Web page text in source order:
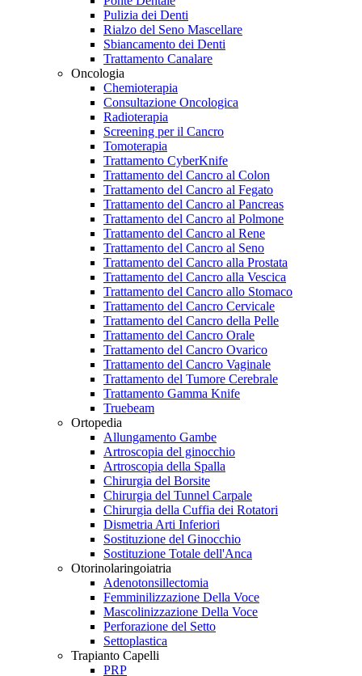
Pulizia dei Denti
Rialzo del Seno Mascellare
Sbiancamento dei Denti
Trattamento Canalare
Oncologia
Chemioterapia
Consultazione Oncologica
Radioterapia
Screening per il Cancro
Tomoterapia
Trattamento CyberKnife
Trattamento del Cancro al Colon
Trattamento del Cancro al Fegato
Trattamento del Cancro al Pancreas
Trattamento del Cancro al Polmone
Trattamento del Cancro al Rene
Trattamento del Cancro al Seno
Trattamento del Cancro alla Prostata
Trattamento del Cancro alla Vescica
Trattamento del Cancro allo Stomaco
Trattamento del Cancro Cervicale
Trattamento del Cancro della Pelle
Trattamento del Cancro Orale
Trattamento del Cancro Ovarico
Trattamento del Cancro Vaginale
Trattamento del Tumore Cerebrale
Trattamento Gamma Knife
Truebeam
Ortopedia
Allungamento Gambe
Artroscopia del ginocchio
Artroscopia della Spalla
Chirurgia del Borsite
Chirurgia del Tunnel Carpale
Chirurgia della Cuffia dei Rotatori
Dismetria Arti Inferiori
Sostituzione del Ginocchio
Sostituzione Totale dell'Anca
Otorinolaringoiatria
Adenotonsillectomia
Femminilizzazione Della Voce
Mascolinizzazione Della Voce
Perforazione del Setto
Settoplastica
Trapianto Capelli
PRP